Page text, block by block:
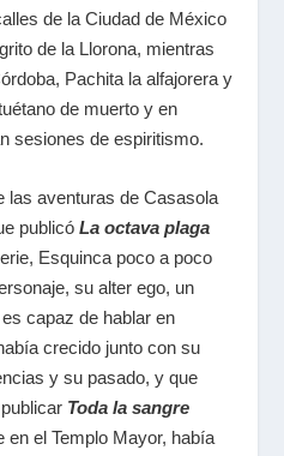
de la Ciudad de México
de la Llorona, mientras
Pachita la alfajorera y
de muerto y en
sesiones de espiritismo.
las aventuras de Casasola
publicóLa octava plaga
Esquinca poco a poco
su alter ego, un
capaz de hablar en
crecido junto con su
y su pasado, y que
Toda la sangre
en el Templo Mayor, había